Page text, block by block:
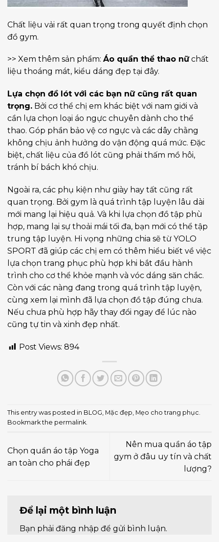
Chất liệu vải rất quan trọng trong quyết định chọn
đồ gym.
>> Xem thêm sản phẩm: Áo quần thể thao nữchất
liệu thoáng mát, kiểu dáng đẹp tại đây.
Lựa chọn đồ lót với các bạn nữ cũng rất quan
trọng. Bởi cơ thể chị em khác biệt với nam giới và
cần lựa chọn loại áo ngực chuyên dành cho thể
thao. Góp phần bảo vệ cơ ngực và các dây chằng
không chịu ảnh hưởng do vận động quá mức. Đặc
biệt, chất liệu của đồ lót cũng phải thấm mồ hôi,
tránh bí bách khó chịu.
Ngoài ra, các phụ kiện như giày hay tất cũng rất
quan trọng. Bởi gym là quá trình tập luyện lâu dài
mới mang lại hiệu quả. Và khi lựa chọn đồ tập phù
hợp, mang lại sự thoải mái tối đa, bạn mới có thể tập
trung tập luyện. Hi vọng những chia sẽ từ YOLO
SPORT đã giúp các chị em có thêm hiểu biết về việc
lựa chọn trang phục phù hợp khi bắt đầu hành
trình cho cơ thể khỏe mạnh và vóc dáng săn chắc.
Còn với các nàng đang trong quá trình tập luyện,
cùng xem lại mình đã lựa chọn đồ tập đúng chưa.
Nếu chưa phù hợp hãy thay đổi ngay để lúc nào
cũng tự tin và xinh đẹp nhất.
Post Views: 894
This entry was posted in BLOG, Mặc đẹp, Mẹo cho trang phục.
Bookmark the permalink.
Chọn quần áo tập Yoga
an toàn cho phái đẹp
Nên mua quần áo tập
gym ở đâu uy tín và chất
lượng?
Để lại một bình luận
Bạn phải đăng nhập để gửi bình luận.